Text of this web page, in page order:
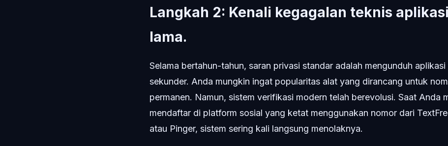
Langkah 2: Kenali kegagalan teknis
lama.
Selama bertahun-tahun, saran privasi standar adalah mengunduh
sekunder. Anda mungkin ingat popularitas alat yang dirancang untuk
permanen. Namun, sistem verifikasi modern telah berevolusi. Saat Anda
mendaftar di platform sosial yang ketat menggunakan nomor dari
atau Pinger, sistem sering kali langsung menolaknya.